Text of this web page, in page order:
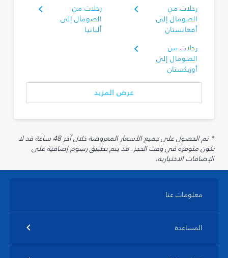
رحلات من
الصومال إلى
أفغانستان
رحلات من
الصومال إلى
ألبانيا
رحلات من
الصومال إلى
أوزبكستان
عرض المزيد
* تم الحصول على جميع الأسعار المعروضة خلال آخر 48 ساعة قد لا
تكون متوفرة في وقت الحجز. قد يتم تطبيق رسوم إضافية على
الإضافات الاختيارية.
معلومات عنا
المساعدة